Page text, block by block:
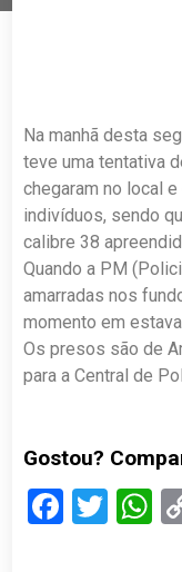
Na manhã desta
teve uma tentativa
chegaram no local
indivíduos, sendo
calibre 38
Quando a PM
amarradas nos
momento em
Os presos são de
para a Central de
Gostou?